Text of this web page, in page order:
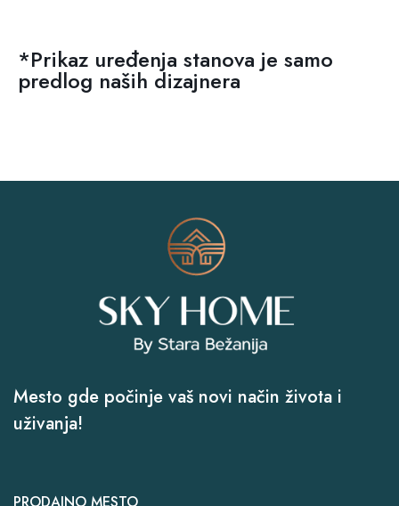
*Prikaz uređenja stanova je samo
predlog naših dizajnera
Mesto gde počinje vaš novi način života i
uživanja!